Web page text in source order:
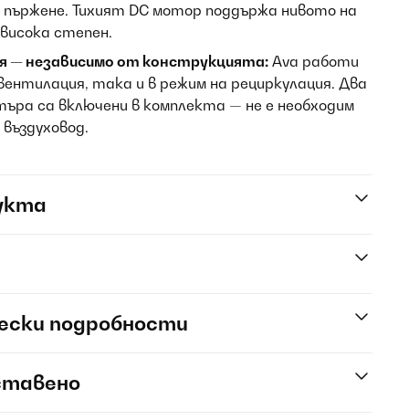
Тихият DC мотор поддържа нивото на
степен.
— независимо от конструкцията: Ava работи
така и в режим на рециркулация. Два
са включени в комплекта — не е необходим
подробности